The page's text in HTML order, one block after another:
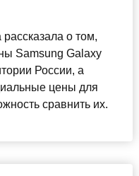
о том,
Samsung Galaxy
России, а
цены для
сравнить их.